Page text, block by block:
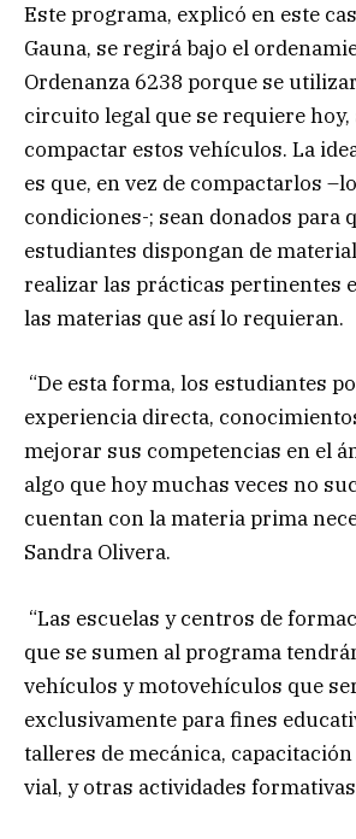
Este programa, explicó en este
Gauna, se regirá bajo el
Ordenanza 6238 porque se
circuito legal que se requiere hoy,
compactar estos vehículos. La
es que, en vez de compactarlos
condiciones-; sean donados para
estudiantes dispongan de
realizar las prácticas pertinentes
las materias que así lo requieran.
“De esta forma, los estudiantes
experiencia directa,
mejorar sus competencias en el
algo que hoy muchas veces no
cuentan con la materia prima
Sandra Olivera.
“Las escuelas y centros de
que se sumen al programa
vehículos y motovehículos que
exclusivamente para fines
talleres de mecánica,
vial, y otras actividades